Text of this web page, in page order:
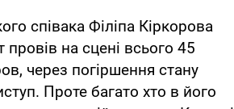
співака Філіпа Кіркорова
провів на сцені всього 45
через погіршення стану
Проте багато хто в його